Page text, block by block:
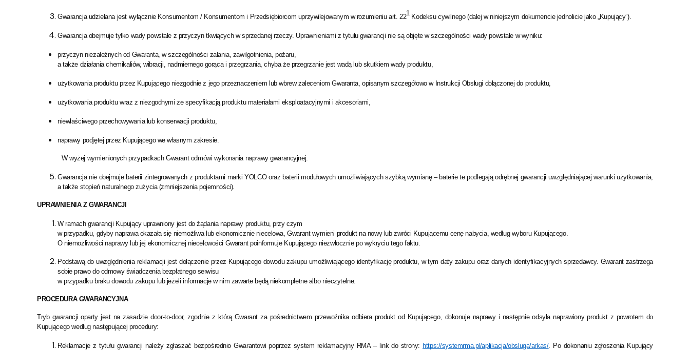
Gwarancja udzielana jest wyłącznie Konsumentom / Konsumentom i Przedsiębiorcom uprzywilejowanym w rozumieniuart. 221Kodeksu cywilnego (dalej w niniejszym dokumencie jednolicie jako „Kupujący”).
Gwarancja obejmuje tylko wady powstałe z przyczyn tkwiących w sprzedanej rzeczy. Uprawnieniami z tytułu gwarancji nie są objęte w szczególności wady powstałe w wyniku:
przyczyn niezależnych od Gwaranta, w szczególności zalania, zawilgotnienia, pożaru,
a także działania chemikaliów, wibracji, nadmiernego gorąca i przegrzania, chyba że przegrzanie jest wadą lub skutkiem wady produktu,
użytkowania produktu przez Kupującego niezgodnie z jego przeznaczeniem lub wbrew zaleceniom Gwaranta, opisanym szczegółowo w Instrukcji Obsługi dołączonej do produktu,
użytkowania produktu wraz z niezgodnymi ze specyfikacją produktu materiałami eksploatacyjnymi i akcesoriami,
niewłaściwego przechowywania lub konserwacji produktu,
naprawy podjętej przez Kupującego we własnym zakresie.
W wyżej wymienionych przypadkach Gwarant odmówi wykonania naprawy gwarancyjnej.
Gwarancja nie obejmuje baterii zintegrowanych z produktami marki YOLCO oraz baterii modułowych umożliwiających szybką wymianę – baterie te podlegają odrębnej gwarancji uwzględniającej warunki użytkowania,
a także stopień naturalnego zużycia (zmniejszenia pojemności).
UPRAWNIENIA Z GWARANCJI
W ramach gwarancji Kupujący uprawniony jest do żądania naprawy produktu, przy czym
w przypadku, gdyby naprawa okazała się niemożliwa lub ekonomicznie niecelowa, Gwarant wymieni produkt na nowy lub zwróci Kupującemu cenę nabycia, według wyboru Kupującego.
O niemożliwości naprawy lub jej ekonomicznej niecelowości Gwarant poinformuje Kupującego niezwłocznie po wykryciu tego faktu.
Podstawą do uwzględnienia reklamacji jest dołączenie przez Kupującego dowodu zakupu umożliwiającego identyfikację produktu, w tym daty zakupu oraz danych identyfikacyjnych sprzedawcy. Gwarant zastrzega
sobie prawo do odmowy świadczenia bezpłatnego serwisu
w przypadku braku dowodu zakupu lub jeżeli informacje w nim zawarte będą niekompletne albo nieczytelne.
PROCEDURA GWARANCYJNA
Tryb gwarancji oparty jest na zasadzie door-to-door, zgodnie z którą Gwarant za pośrednictwem przewoźnika odbiera produkt od Kupującego, dokonuje naprawy i następnie odsyła naprawiony produkt z powrotem do
Kupującego według następującej procedury:
Reklamacje z tytułu gwarancji należy zgłaszać bezpośrednio Gwarantowi poprzez system reklamacyjny RMA – link do strony: https://systemrma.pl/aplikacja/obsluga/arkas/. Po dokonaniu zgłoszenia Kupujący